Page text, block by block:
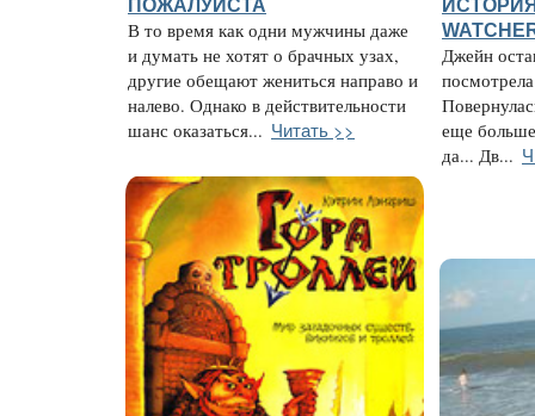
ПОЖАЛУЙСТА
В то время как одни мужчины даже
и думать не хотят о брачных узах,
другие обещают жениться направо и
налево. Однако в действительности
шанс оказаться... Читать >>
ИСТОРИЯ
Джейн
еще
да... Дв...